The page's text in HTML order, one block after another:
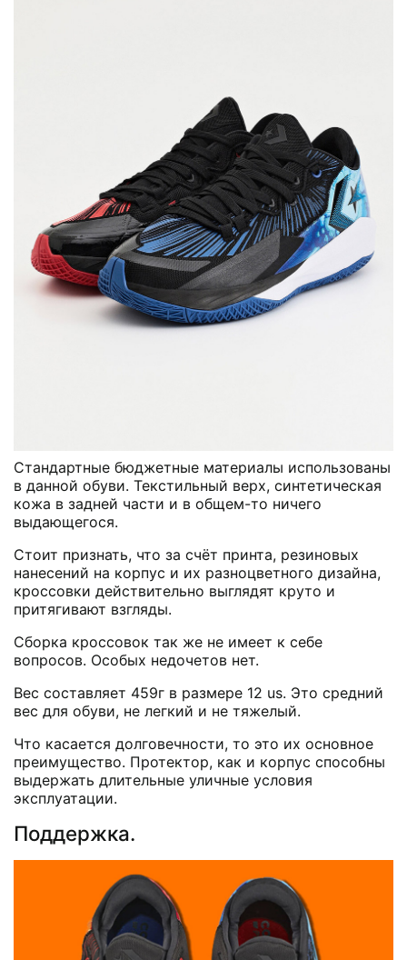
Стандартные бюджетные материалы использованы
в данной обуви. Текстильный верх, синтетическая
кожа в задней части и в общем-то ничего
выдающегося.
Стоит признать, что за счёт принта, резиновых
нанесений на корпус и их разноцветного дизайна,
кроссовки действительно выглядят круто и
притягивают взгляды.
Сборка кроссовок так же не имеет к себе
вопросов. Особых недочетов нет.
Вес составляет 459г в размере 12 us. Это средний
вес для обуви, не легкий и не тяжелый.
Что касается долговечности, то это их основное
преимущество. Протектор, как и корпус способны
выдержать длительные уличные условия
эксплуатации.
Поддержка.